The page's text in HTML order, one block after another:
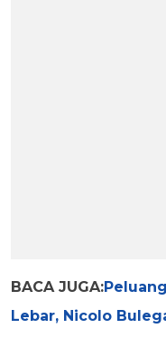
BACA JUGA:
Lebar, Nicolo